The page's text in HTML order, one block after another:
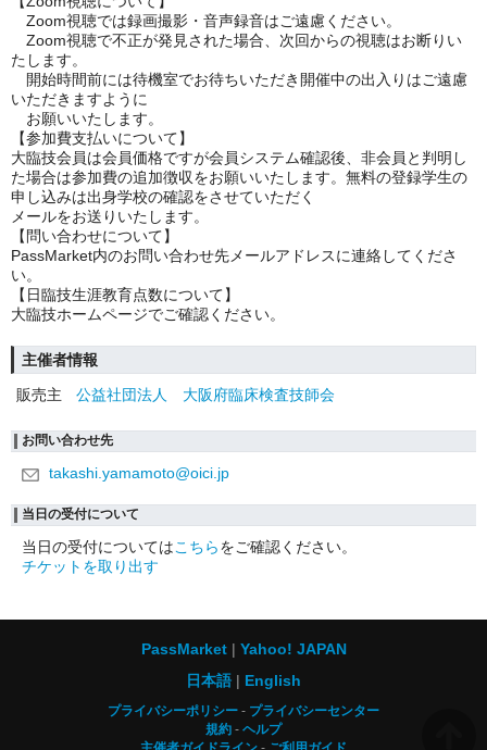
Zoom視聴では録画撮影・音声録音はご遠慮ください。
Zoom視聴で不正が発見された場合、次回からの視聴はお断りい
たします。
開始時間前には待機室でお待ちいただき開催中の出入りはご遠慮
いただきますように
お願いいたします。
【参加費支払いについて】
大臨技会員は会員価格ですが会員システム確認後、非会員と判明し
た場合は参加費の追加徴収をお願いいたします。無料の登録学生の
申し込みは出身学校の確認をさせていただく
メールをお送りいたします。
【問い合わせについて】
PassMarket内のお問い合わせ先メールアドレスに連絡してくださ
い。
【日臨技生涯教育点数について】
大臨技ホームページでご確認ください。
主催者情報
販売主
公益社団法人 大阪府臨床検査技師会
お問い合わせ先
takashi.yamamoto@oici.jp
当日の受付について
当日の受付についてはこちらをご確認ください。
チケットを取り出す
PassMarket
Yahoo! JAPAN
日本語
English
プライバシーポリシー
プライバシーセンター
規約
ヘルプ